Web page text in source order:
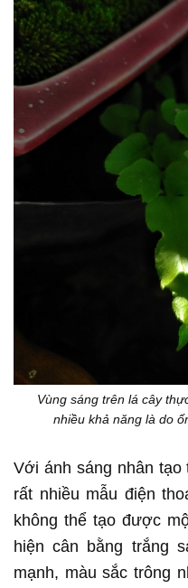
Vùng sáng trên lá cây
nhiều khả năng là do
Với ánh sáng nhân tạo
rất nhiều mẫu điện
không thể tạo được
hiện cân bằng trắng
mạnh, màu sắc trông